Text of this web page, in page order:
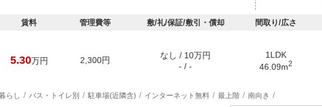
賃料 管理費等 敷/礼/保証/敷引・償却 間取り/広さ
5.30万円 2,300円
なし / 10万円
- / -
1LDK
46.09m2
らし バス・トイレ別 駐車場(近隣含) インターネット無料 最上階 南向き